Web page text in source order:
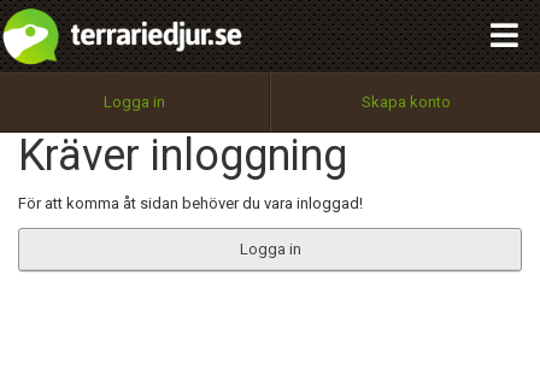
Logga in Skapa konto
Kräver inloggning
För att komma åt sidan behöver du vara inloggad!
Logga in
Utför
100%
OK
integritetspolicy
Namn:
Epost:
Begär nytt lösenord
Tillbaka till förstasidan